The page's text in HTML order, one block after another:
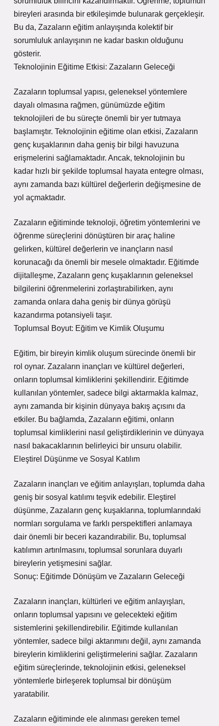
bireyleri arasında bir etkileşimde bulunarak gerçekleşir.
Bu da, Zazaların eğitim anlayışında kolektif bir
sorumluluk anlayışının ne kadar baskın olduğunu
gösterir.
Teknolojinin Eğitime Etkisi: Zazaların Geleceği
Zazaların toplumsal yapısı, geleneksel yöntemlere
dayalı olmasına rağmen, günümüzde eğitim
teknolojileri de bu süreçte önemli bir yer tutmaya
başlamıştır. Teknolojinin eğitime olan etkisi, Zazaların
genç kuşaklarının daha geniş bir bilgi havuzuna
erişmelerini sağlamaktadır. Ancak, teknolojinin bu
kadar hızlı bir şekilde toplumsal hayata entegre olması,
aynı zamanda bazı kültürel değerlerin değişmesine de
yol açmaktadır.
Zazaların eğitiminde teknoloji, öğretim yöntemlerini ve
öğrenme süreçlerini dönüştüren bir araç haline
gelirken, kültürel değerlerin ve inançların nasıl
korunacağı da önemli bir mesele olmaktadır. Eğitimde
dijitalleşme, Zazaların genç kuşaklarının geleneksel
bilgilerini öğrenmelerini zorlaştırabilirken, aynı
zamanda onlara daha geniş bir dünya görüşü
kazandırma potansiyeli taşır.
Toplumsal Boyut: Eğitim ve Kimlik Oluşumu
Eğitim, bir bireyin kimlik oluşum sürecinde önemli bir
rol oynar. Zazaların inançları ve kültürel değerleri,
onların toplumsal kimliklerini şekillendirir. Eğitimde
kullanılan yöntemler, sadece bilgi aktarmakla kalmaz,
aynı zamanda bir kişinin dünyaya bakış açısını da
etkiler. Bu bağlamda, Zazaların eğitimi, onların
toplumsal kimliklerini nasıl geliştirdiklerinin ve dünyaya
nasıl bakacaklarının belirleyici bir unsuru olabilir.
Eleştirel Düşünme ve Sosyal Katılım
Zazaların inançları ve eğitim anlayışları, toplumda daha
geniş bir sosyal katılımı teşvik edebilir. Eleştirel
düşünme, Zazaların genç kuşaklarına, toplumlarındaki
normları sorgulama ve farklı perspektifleri anlamaya
dair önemli bir beceri kazandırabilir. Bu, toplumsal
katılımın artırılmasını, toplumsal sorunlara duyarlı
bireylerin yetişmesini sağlar.
Sonuç: Eğitimde Dönüşüm ve Zazaların Geleceği
Zazaların inançları, kültürleri ve eğitim anlayışları,
onların toplumsal yapısını ve gelecekteki eğitim
sistemlerini şekillendirebilir. Eğitimde kullanılan
yöntemler, sadece bilgi aktarımını değil, aynı zamanda
bireylerin kimliklerini geliştirmelerini sağlar. Zazaların
eğitim süreçlerinde, teknolojinin etkisi, geleneksel
yöntemlerle birleşerek toplumsal bir dönüşüm
yaratabilir.
Zazaların eğitiminde ele alınması gereken temel